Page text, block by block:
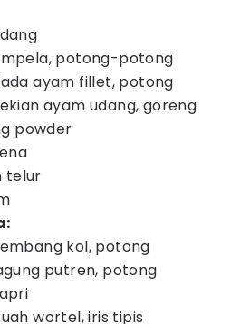
potong-potong
ayam fillet, potong
ayam udang, goreng
powder
telur
kol, potong
putren, potong
wortel, iris tipis